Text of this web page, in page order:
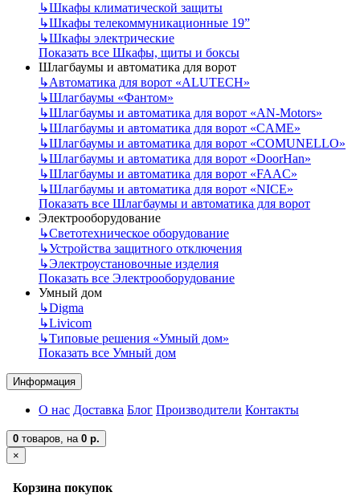
↳Шкафы климатической защиты
↳Шкафы телекоммуникационные 19”
↳Шкафы электрические
Показать все Шкафы, щиты и боксы
Шлагбаумы и автоматика для ворот
↳Автоматика для ворот «ALUTECH»
↳Шлагбаумы «Фантом»
↳Шлагбаумы и автоматика для ворот «AN-Motors»
↳Шлагбаумы и автоматика для ворот «CAME»
↳Шлагбаумы и автоматика для ворот «COMUNELLO»
↳Шлагбаумы и автоматика для ворот «DoorHan»
↳Шлагбаумы и автоматика для ворот «FAAC»
↳Шлагбаумы и автоматика для ворот «NICE»
Показать все Шлагбаумы и автоматика для ворот
Электрооборудование
↳Светотехническое оборудование
↳Устройства защитного отключения
↳Электроустановочные изделия
Показать все Электрооборудование
Умный дом
↳Digma
↳Livicom
↳Типовые решения «Умный дом»
Показать все Умный дом
Информация
О нас Доставка Блог Производители Контакты
0 товаров, на 0 р.
×
Корзина покупок